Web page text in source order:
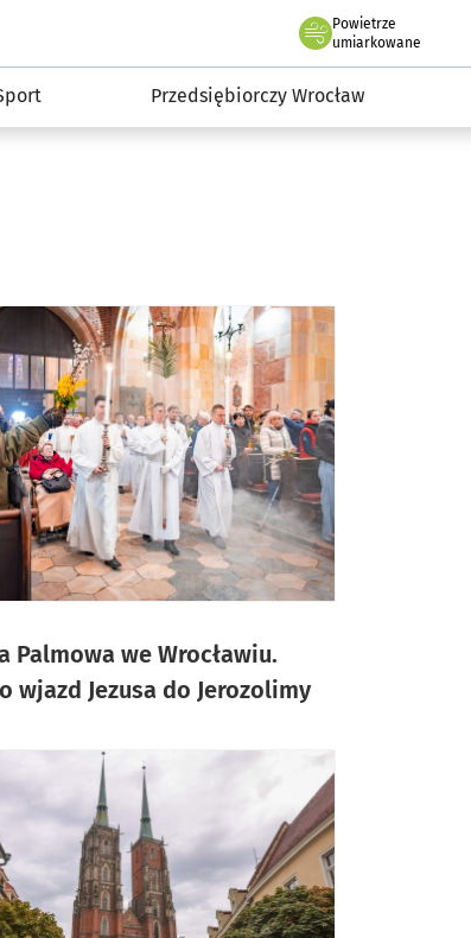
Powietrze
we Wrocławiu
umiarkowane
Przedsiębiorczy Wrocław
Palmowa we Wrocławiu.
wjazd Jezusa do Jerozolimy
zdjęć